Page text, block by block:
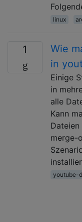
linux
1
Wie
in
Einige
in
alle
Kann
merge-
youtube-